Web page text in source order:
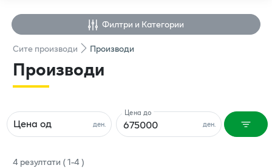
Филтри и Категории
Ситепроизводи Производи
Производи
ден.
Цена од ден.
Цена до
4резултати (1-4)